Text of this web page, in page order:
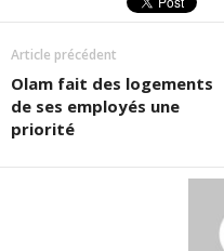
Article précédent
Olam fait des logements
de ses employés une
priorité